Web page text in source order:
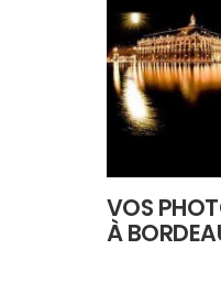
VOS
À